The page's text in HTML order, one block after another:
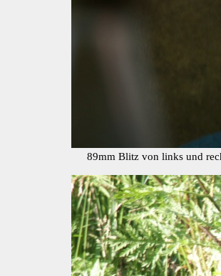
89mm Blitz von links und